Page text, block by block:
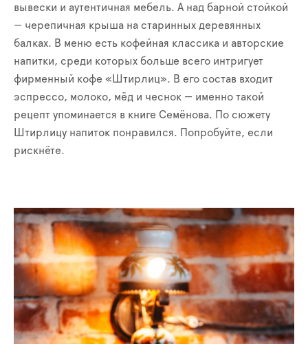
вывески и аутентичная мебель. А над барной стойкой
— черепичная крыша на старинных деревянных
балках. В меню есть кофейная классика и авторские
напитки, среди которых больше всего интригует
фирменный кофе «Штирлиц». В его состав входит
эспрессо, молоко, мёд и чеснок — именно такой
рецепт упоминается в книге Семёнова. По сюжету
Штирлицу напиток понравился. Попробуйте, если
рискнёте.